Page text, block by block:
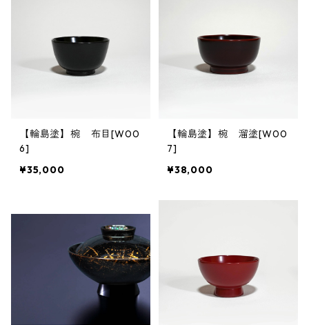
【輪島塗】椀 布目[W00
6]
¥35,000
【輪島塗】椀 溜塗[W00
7]
¥38,000